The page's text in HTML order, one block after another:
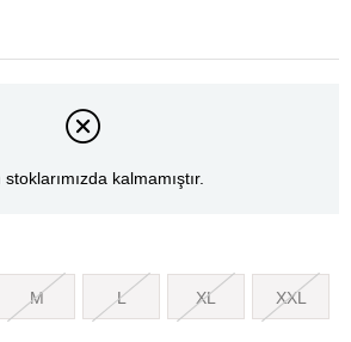
kalmamıştır.
M L XL XXL